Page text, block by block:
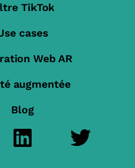
TikTok
cases
Web AR
augmentée
Blog